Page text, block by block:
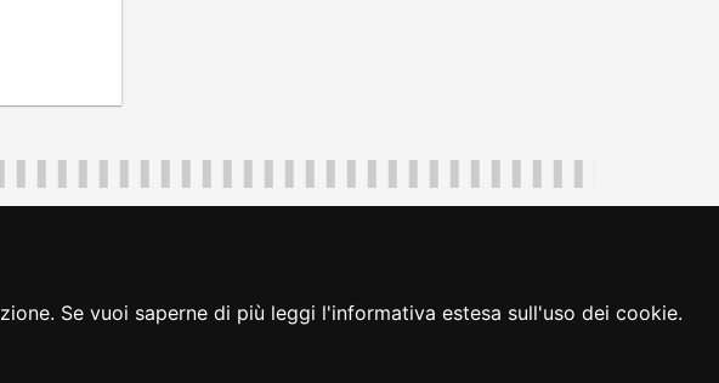
Se vuoi saperne di più leggi l'informativa estesa sull'uso dei cookie.
feedback cambio preferenze cookie loginFVG